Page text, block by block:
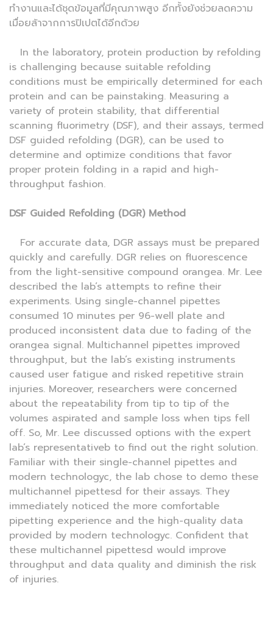
ทำงานและได้ชุดข้อมูลที่มีคุณภาพสูง อีกทั้งยังช่วยลดความ
เมื่อยล้าจากการปิเปตได้อีกด้วย
In the laboratory, protein production by refolding
is challenging because suitable refolding
conditions must be empirically determined for each
protein and can be painstaking. Measuring a
variety of protein stability, that differential
scanning fluorimetry (DSF), and their assays, termed
DSF guided refolding (DGR), can be used to
determine and optimize conditions that favor
proper protein folding in a rapid and high-
throughput fashion.
DSF Guided Refolding (DGR) Method
For accurate data, DGR assays must be prepared
quickly and carefully. DGR relies on fluorescence
from the light-sensitive compound orangea. Mr. Lee
described the lab’s attempts to refine their
experiments. Using single-channel pipettes
consumed 10 minutes per 96-well plate and
produced inconsistent data due to fading of the
orangea signal. Multichannel pipettes improved
throughput, but the lab’s existing instruments
caused user fatigue and risked repetitive strain
injuries. Moreover, researchers were concerned
about the repeatability from tip to tip of the
volumes aspirated and sample loss when tips fell
off. So, Mr. Lee discussed options with the expert
lab’s representativeb to find out the right solution.
Familiar with their single-channel pipettes and
modern technologyc, the lab chose to demo these
multichannel pipettesd for their assays. They
immediately noticed the more comfortable
pipetting experience and the high-quality data
provided by modern technologyc. Confident that
these multichannel pipettesd would improve
throughput and data quality and diminish the risk
of injuries.